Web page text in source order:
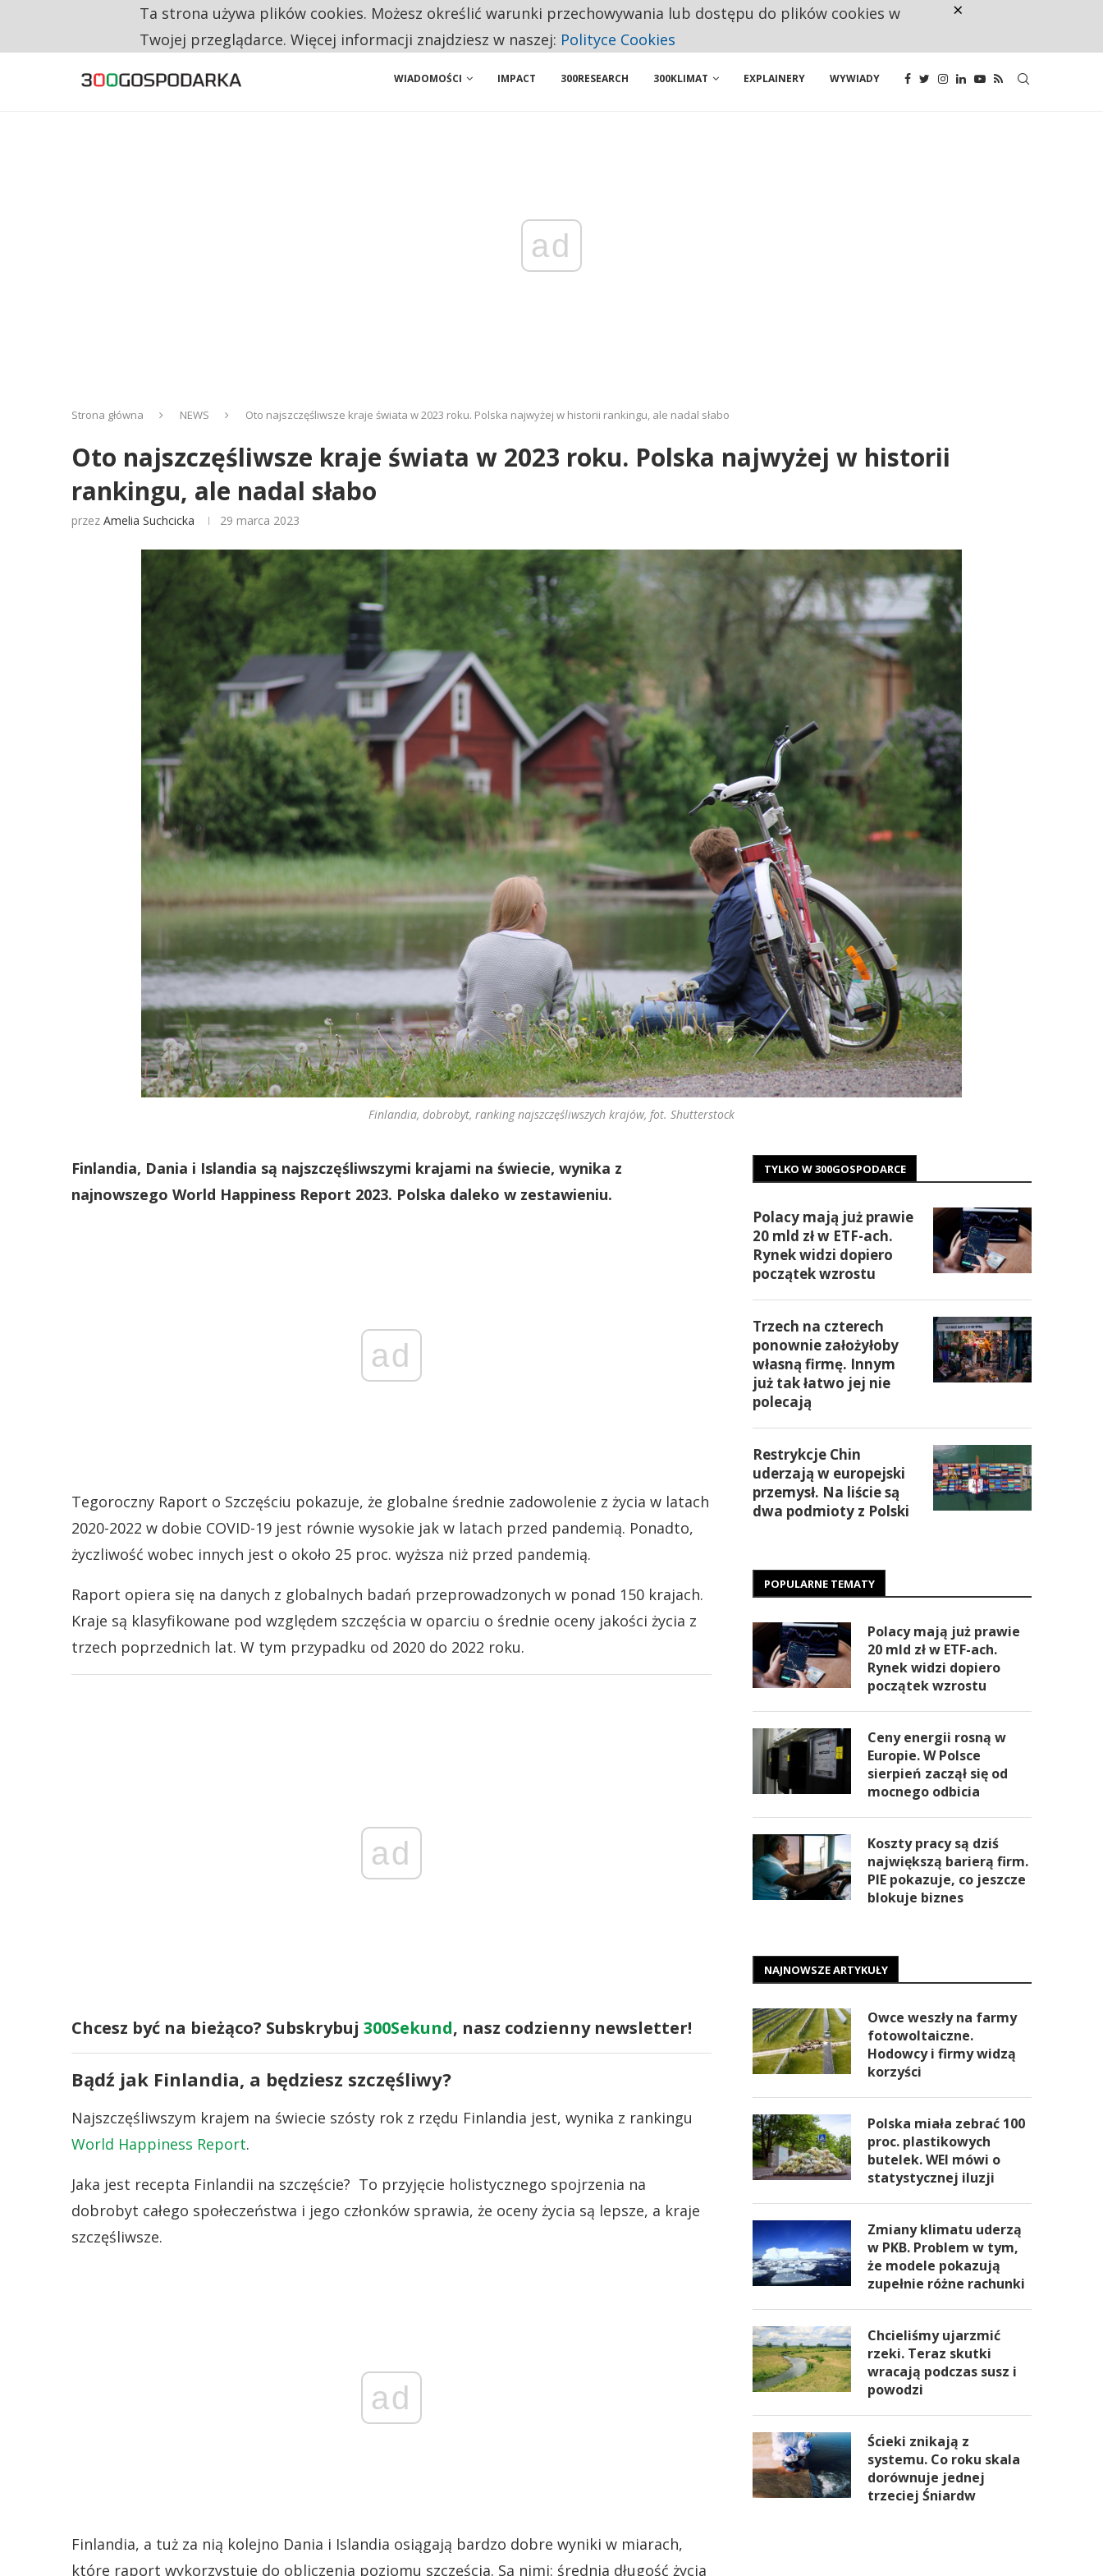
RESTRYKCJE CHIN UDERZAJĄ W EUROPEJSKI PRZEMYSŁ. NA LIŚCIE SĄ DWA PODMIOTY Z POLSKI
WIADOMOŚCI IMPACT 300RESEARCH 300KLIMAT EXPLAINERY WYWIADY
ad
Strona główna NEWS Oto najszczęśliwsze kraje świata w 2023 roku. Polska najwyżej w historii rankingu, ale nadal słabo
Oto najszczęśliwsze kraje świata w 2023 roku. Polska najwyżej w historii
rankingu, ale nadal słabo
przez Amelia Suchcicka 29 marca 2023
Finlandia, dobrobyt, ranking najszczęśliwszych krajów, fot. Shutterstock
Finlandia, Dania i Islandia są najszczęśliwszymi krajami na świecie, wynika z
najnowszego World Happiness Report 2023. Polska daleko w zestawieniu.
ad
Tegoroczny Raport o Szczęściu pokazuje, że globalne średnie zadowolenie z życia w latach
2020-2022 w dobie COVID-19 jest równie wysokie jak w latach przed pandemią. Ponadto,
życzliwość wobec innych jest o około 25 proc. wyższa niż przed pandemią.
Raport opiera się na danych z globalnych badań przeprowadzonych w ponad 150 krajach.
Kraje są klasyfikowane pod względem szczęścia w oparciu o średnie oceny jakości życia z
trzech poprzednich lat. W tym przypadku od 2020 do 2022 roku.
ad
Chcesz być na bieżąco? Subskrybuj 300Sekund, nasz codzienny newsletter!
Bądź jak Finlandia, a będziesz szczęśliwy?
Najszczęśliwszym krajem na świecie szósty rok z rzędu Finlandia jest, wynika z rankingu
World Happiness Report.
Jaka jest recepta Finlandii na szczęście? To przyjęcie holistycznego spojrzenia na
dobrobyt całego społeczeństwa i jego członków sprawia, że oceny życia są lepsze, a kraje
szczęśliwsze.
ad
Finlandia, a tuż za nią kolejno Dania i Islandia osiągają bardzo dobre wyniki w miarach,
które raport wykorzystuje do obliczenia poziomu szczęścia. Są nimi: średnia długość życia
TYLKO W 300GOSPODARCE
Polacy mają już prawie
20 mld zł w ETF-ach.
Rynek widzi dopiero
początek wzrostu
Trzech na czterech
ponownie założyłoby
własną firmę. Innym
już tak łatwo jej nie
polecają
Restrykcje Chin
uderzają w europejski
przemysł. Na liście są
dwa podmioty z Polski
POPULARNE TEMATY
Polacy mają już prawie
20 mld zł w ETF-ach.
Rynek widzi dopiero
początek wzrostu
Ceny energii rosną w
Europie. W Polsce
sierpień zaczął się od
mocnego odbicia
Koszty pracy są dziś
największą barierą firm.
PIE pokazuje, co jeszcze
blokuje biznes
NAJNOWSZE ARTYKUŁY
Owce weszły na farmy
fotowoltaiczne.
Hodowcy i firmy widzą
korzyści
Polska miała zebrać 100
proc. plastikowych
butelek. WEI mówi o
statystycznej iluzji
Zmiany klimatu uderzą
w PKB. Problem w tym,
że modele pokazują
zupełnie różne rachunki
Chcieliśmy ujarzmić
rzeki. Teraz skutki
wracają podczas susz i
powodzi
Ścieki znikają z
systemu. Co roku skala
dorównuje jednej
trzeciej Śniardw
Ta strona używa plików cookies. Możesz określić warunki przechowywania lub dostępu do plików cookies w
Twojej przeglądarce. Więcej informacji znajdziesz w naszej: Polityce Cookies
×